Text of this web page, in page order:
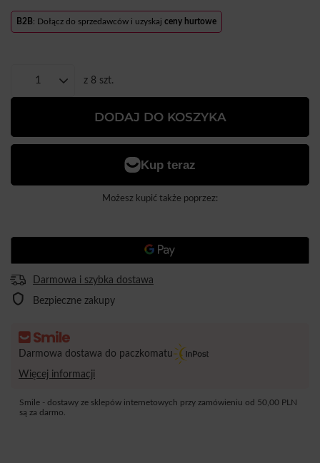
B2B: Dołącz do sprzedawców i uzyskaj ceny hurtowe
z 8 szt.
DODAJ DO KOSZYKA
Możesz kupić także poprzez:
Darmowa i szybka dostawa
Bezpieczne zakupy
Darmowa dostawa do paczkomatu
Więcej informacji
Smile - dostawy ze sklepów internetowych przy zamówieniu od 50,00 PLN
są za darmo.